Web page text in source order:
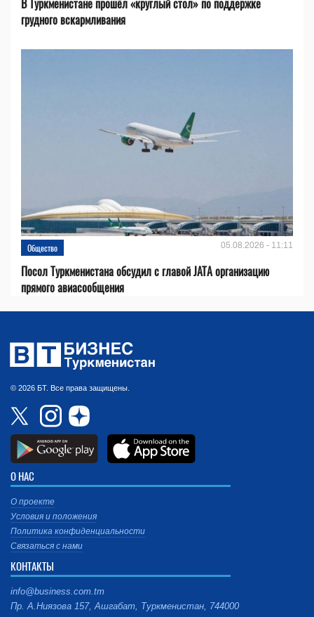
В Туркменистане прошёл «круглый стол» по поддержке
грудного вскармливания
Общество 05.08.2026 - 11:11
Посол Туркменистана обсудил с главой JATA организацию
прямого авиасообщения
© 2026 БТ. Все права защищены.
О НАС
О проекте
Условия и положения
Политика конфиденциальности
Связаться с нами
КОНТАКТЫ
info@business.com.tm
Пр. А.Ниязова 157, Ашгабат, Туркменистан, 744000